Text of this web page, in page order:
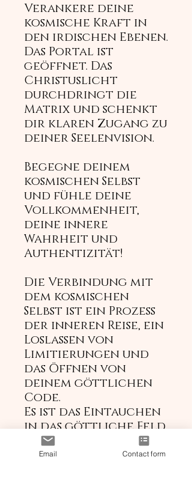
Verankere deine
kosmische Kraft in
den irdischen Ebenen.
Das Portal ist
geöffnet. Das
Christuslicht
durchdringt die
Matrix und schenkt
dir klaren Zugang zu
deiner Seelenvision.
Begegne deinem
kosmischen Selbst
und fühle deine
Vollkommenheit,
deine innere
Wahrheit und
Authentizität!
Die Verbindung mit
dem kosmischen
Selbst ist ein Prozess
der inneren Reise, ein
Loslassen von
Limitierungen und
das Öffnen von
deinem göttlichen
Code.
Es ist das Eintauchen
in das göttliche Feld.
Schau dir gerne die
Email Contact form